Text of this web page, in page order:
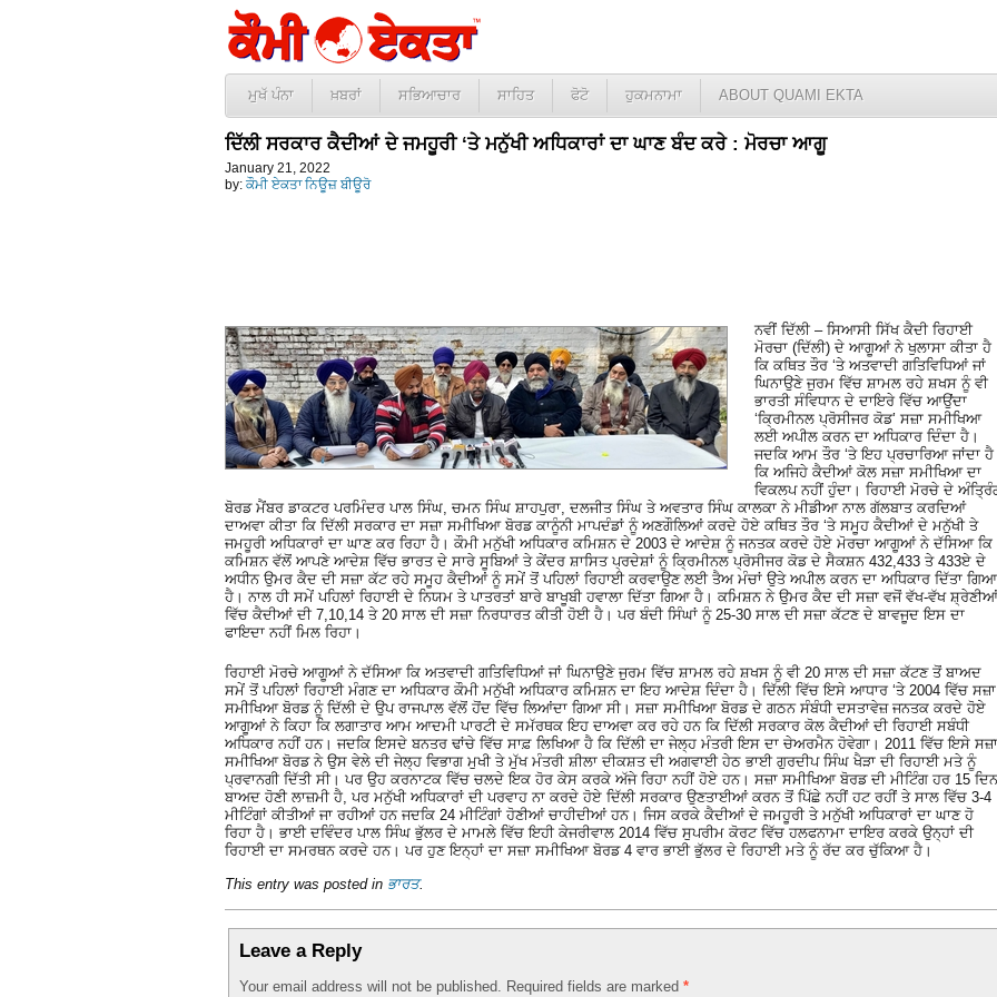
ਮੁਖੱ ਪੰਨਾ ਖ਼ਬਰਾਂ ਸਭਿਆਚਾਰ ਸਾਹਿਤ ਫੋਟੋ ਹੁਕਮਨਾਮਾ ABOUT QUAMI EKTA
ਦਿੱਲੀ ਸਰਕਾਰ ਕੈਦੀਆਂ ਦੇ ਜਮਹੂਰੀ ‘ਤੇ ਮਨੁੱਖੀ ਅਧਿਕਾਰਾਂ ਦਾ ਘਾਣ ਬੰਦ ਕਰੇ : ਮੋਰਚਾ ਆਗੂ
January 21, 2022
by: ਕੌਮੀ ਏਕਤਾ ਨਿਊਜ਼ ਬੀਊਰੋ
ਨਵੀਂ ਦਿੱਲੀ – ਸਿਆਸੀ ਸਿੱਖ ਕੈਦੀ ਰਿਹਾਈ
ਮੋਰਚਾ (ਦਿੱਲੀ) ਦੇ ਆਗੂਆਂ ਨੇ ਖੁਲਾਸਾ ਕੀਤਾ ਹੈ
ਕਿ ਕਥਿਤ ਤੌਰ ‘ਤੇ ਅਤਵਾਦੀ ਗਤਿਵਿਧਿਆਂ ਜਾਂ
ਘਿਨਾਉਣੇ ਜੁਰਮ ਵਿੱਚ ਸ਼ਾਮਲ ਰਹੇ ਸ਼ਖਸ ਨੂੰ ਵੀ
ਭਾਰਤੀ ਸੰਵਿਧਾਨ ਦੇ ਦਾਇਰੇ ਵਿੱਚ ਆਉਂਦਾ
‘ਕ੍ਰਿਮੀਨਲ ਪ੍ਰੋਸੀਜਰ ਕੋਡ’ ਸਜ਼ਾ ਸਮੀਖਿਆ
ਲਈ ਅਪੀਲ ਕਰਨ ਦਾ ਅਧਿਕਾਰ ਦਿੰਦਾ ਹੈ।
ਜਦਕਿ ਆਮ ਤੌਰ ‘ਤੇ ਇਹ ਪ੍ਰਚਾਰਿਆ ਜਾਂਦਾ ਹੈ
ਕਿ ਅਜਿਹੇ ਕੈਦੀਆਂ ਕੋਲ ਸਜ਼ਾ ਸਮੀਖਿਆ ਦਾ
ਵਿਕਲਪ ਨਹੀਂ ਹੁੰਦਾ। ਰਿਹਾਈ ਮੋਰਚੇ ਦੇ
ਬੋਰਡ ਮੈਂਬਰ ਡਾਕਟਰ ਪਰਮਿੰਦਰ ਪਾਲ ਸਿੰਘ, ਚਮਨ ਸਿੰਘ ਸ਼ਾਹਪੁਰਾ, ਦਲਜੀਤ ਸਿੰਘ ਤੇ ਅਵਤਾਰ ਸਿੰਘ ਕਾਲਕਾ ਨੇ ਮੀਡੀਆ ਨਾਲ ਗੱਲਬਾਤ ਕਰਦਿਆਂ
ਦਾਅਵਾ ਕੀਤਾ ਕਿ ਦਿੱਲੀ ਸਰਕਾਰ ਦਾ ਸਜ਼ਾ ਸਮੀਖਿਆ ਬੋਰਡ ਕਾਨੂੰਨੀ ਮਾਪਦੰਡਾਂ ਨੂੰ ਅਣਗੌਲਿਆਂ ਕਰਦੇ ਹੋਏ ਕਥਿਤ ਤੌਰ ‘ਤੇ ਸਮੂਹ ਕੈਦੀਆਂ ਦੇ ਮਨੁੱਖੀ ਤੇ
ਜਮਹੂਰੀ ਅਧਿਕਾਰਾਂ ਦਾ ਘਾਣ ਕਰ ਰਿਹਾ ਹੈ। ਕੌਮੀ ਮਨੁੱਖੀ ਅਧਿਕਾਰ ਕਮਿਸ਼ਨ ਦੇ 2003 ਦੇ ਆਦੇਸ਼ ਨੂੰ ਜਨਤਕ ਕਰਦੇ ਹੋਏ ਮੋਰਚਾ ਆਗੂਆਂ ਨੇ ਦੱਸਿਆ ਕਿ
ਕਮਿਸ਼ਨ ਵੱਲੋਂ ਆਪਣੇ ਆਦੇਸ਼ ਵਿੱਚ ਭਾਰਤ ਦੇ ਸਾਰੇ ਸੂਬਿਆਂ ਤੇ ਕੇਂਦਰ ਸ਼ਾਸਿਤ ਪ੍ਰਦੇਸ਼ਾਂ ਨੂੰ ਕ੍ਰਿਮੀਨਲ ਪ੍ਰੋਸੀਜਰ ਕੋਡ ਦੇ ਸੈਕਸ਼ਨ 432,433 ਤੇ 433ਏ ਦੇ
ਅਧੀਨ ਉਮਰ ਕੈਦ ਦੀ ਸਜ਼ਾ ਕੱਟ ਰਹੇ ਸਮੂਹ ਕੈਦੀਆਂ ਨੂੰ ਸਮੇਂ ਤੋਂ ਪਹਿਲਾਂ ਰਿਹਾਈ ਕਰਵਾਉਣ ਲਈ ਤੈਅ ਮੰਚਾਂ ਉਤੇ ਅਪੀਲ ਕਰਨ ਦਾ ਅਧਿਕਾਰ ਦਿੱਤਾ ਗਿਆ
ਹੈ। ਨਾਲ ਹੀ ਸਮੇਂ ਪਹਿਲਾਂ ਰਿਹਾਈ ਦੇ ਨਿਯਮ ਤੇ ਪਾਤਰਤਾਂ ਬਾਰੇ ਬਾਖੂਬੀ ਹਵਾਲਾ ਦਿੱਤਾ ਗਿਆ ਹੈ। ਕਮਿਸ਼ਨ ਨੇ ਉਮਰ ਕੈਦ ਦੀ ਸਜ਼ਾ ਵਜੋਂ ਵੱਖ-ਵੱਖ ਸ਼੍ਰੇਣੀਆਂ
ਵਿੱਚ ਕੈਦੀਆਂ ਦੀ 7,10,14 ਤੇ 20 ਸਾਲ ਦੀ ਸਜ਼ਾ ਨਿਰਧਾਰਤ ਕੀਤੀ ਹੋਈ ਹੈ। ਪਰ ਬੰਦੀ ਸਿੰਘਾਂ ਨੂੰ 25-30 ਸਾਲ ਦੀ ਸਜ਼ਾ ਕੱਟਣ ਦੇ ਬਾਵਜੂਦ ਇਸ ਦਾ
ਫਾਇਦਾ ਨਹੀਂ ਮਿਲ ਰਿਹਾ।
ਰਿਹਾਈ ਮੋਰਚੇ ਆਗੂਆਂ ਨੇ ਦੱਸਿਆ ਕਿ ਅਤਵਾਦੀ ਗਤਿਵਿਧਿਆਂ ਜਾਂ ਘਿਨਾਉਣੇ ਜੁਰਮ ਵਿੱਚ ਸ਼ਾਮਲ ਰਹੇ ਸ਼ਖਸ ਨੂੰ ਵੀ 20 ਸਾਲ ਦੀ ਸਜ਼ਾ ਕੱਟਣ ਤੋਂ ਬਾਅਦ
ਸਮੇਂ ਤੋਂ ਪਹਿਲਾਂ ਰਿਹਾਈ ਮੰਗਣ ਦਾ ਅਧਿਕਾਰ ਕੌਮੀ ਮਨੁੱਖੀ ਅਧਿਕਾਰ ਕਮਿਸ਼ਨ ਦਾ ਇਹ ਆਦੇਸ਼ ਦਿੰਦਾ ਹੈ। ਦਿੱਲੀ ਵਿੱਚ ਇਸੇ ਆਧਾਰ ‘ਤੇ 2004 ਵਿੱਚ ਸਜ਼ਾ
ਸਮੀਖਿਆ ਬੋਰਡ ਨੂੰ ਦਿੱਲੀ ਦੇ ਉਪ ਰਾਜਪਾਲ ਵੱਲੋਂ ਹੋਂਦ ਵਿੱਚ ਲਿਆਂਦਾ ਗਿਆ ਸੀ। ਸਜ਼ਾ ਸਮੀਖਿਆ ਬੋਰਡ ਦੇ ਗਠਨ ਸੰਬੰਧੀ ਦਸਤਾਵੇਜ਼ ਜਨਤਕ ਕਰਦੇ ਹੋਏ
ਆਗੂਆਂ ਨੇ ਕਿਹਾ ਕਿ ਲਗਾਤਾਰ ਆਮ ਆਦਮੀ ਪਾਰਟੀ ਦੇ ਸਮੱਰਥਕ ਇਹ ਦਾਅਵਾ ਕਰ ਰਹੇ ਹਨ ਕਿ ਦਿੱਲੀ ਸਰਕਾਰ ਕੋਲ ਕੈਦੀਆਂ ਦੀ ਰਿਹਾਈ ਸਬੰਧੀ
ਅਧਿਕਾਰ ਨਹੀਂ ਹਨ। ਜਦਕਿ ਇਸਦੇ ਬਨਤਰ ਢਾਂਚੇ ਵਿੱਚ ਸਾਫ਼ ਲਿਖਿਆ ਹੈ ਕਿ ਦਿੱਲੀ ਦਾ ਜੇਲ੍ਹ ਮੰਤਰੀ ਇਸ ਦਾ ਚੇਅਰਮੈਨ ਹੋਵੇਗਾ। 2011 ਵਿੱਚ ਇਸੇ ਸਜ਼ਾ
ਸਮੀਖਿਆ ਬੋਰਡ ਨੇ ਉਸ ਵੇਲੇ ਦੀ ਜੇਲ੍ਹ ਵਿਭਾਗ ਮੁਖੀ ਤੇ ਮੁੱਖ ਮੰਤਰੀ ਸ਼ੀਲਾ ਦੀਕਸ਼ਤ ਦੀ ਅਗਵਾਈ ਹੇਠ ਭਾਈ ਗੁਰਦੀਪ ਸਿੰਘ ਖੈੜਾ ਦੀ ਰਿਹਾਈ ਮਤੇ ਨੂੰ
ਪ੍ਰਵਾਨਗੀ ਦਿੱਤੀ ਸੀ। ਪਰ ਉਹ ਕਰਨਾਟਕ ਵਿੱਚ ਚਲਦੇ ਇਕ ਹੋਰ ਕੇਸ ਕਰਕੇ ਅੱਜੇ ਰਿਹਾ ਨਹੀਂ ਹੋਏ ਹਨ। ਸਜ਼ਾ ਸਮੀਖਿਆ ਬੋਰਡ ਦੀ ਮੀਟਿੰਗ ਹਰ 15
ਬਾਅਦ ਹੋਣੀ ਲਾਜ਼ਮੀ ਹੈ, ਪਰ ਮਨੁੱਖੀ ਅਧਿਕਾਰਾਂ ਦੀ ਪਰਵਾਹ ਨਾ ਕਰਦੇ ਹੋਏ ਦਿੱਲੀ ਸਰਕਾਰ ਉਣਤਾਈਆਂ ਕਰਨ ਤੋਂ ਪਿੱਛੇ ਨਹੀਂ ਹਟ ਰਹੀਂ ਤੇ ਸਾਲ ਵਿੱਚ 3-4
ਮੀਟਿੰਗਾਂ ਕੀਤੀਆਂ ਜਾ ਰਹੀਆਂ ਹਨ ਜਦਕਿ 24 ਮੀਟਿੰਗਾਂ ਹੋਣੀਆਂ ਚਾਹੀਦੀਆਂ ਹਨ। ਜਿਸ ਕਰਕੇ ਕੈਦੀਆਂ ਦੇ ਜਮਹੂਰੀ ਤੇ ਮਨੁੱਖੀ ਅਧਿਕਾਰਾਂ ਦਾ ਘਾਣ ਹੋ
ਰਿਹਾ ਹੈ। ਭਾਈ ਦਵਿੰਦਰ ਪਾਲ ਸਿੰਘ ਭੁੱਲਰ ਦੇ ਮਾਮਲੇ ਵਿੱਚ ਇਹੀ ਕੇਜਰੀਵਾਲ 2014 ਵਿੱਚ ਸੁਪਰੀਮ ਕੋਰਟ ਵਿੱਚ ਹਲਫਨਾਮਾ ਦਾਇਰ ਕਰਕੇ ਉਨ੍ਹਾਂ ਦੀ
ਰਿਹਾਈ ਦਾ ਸਮਰਥਨ ਕਰਦੇ ਹਨ। ਪਰ ਹੁਣ ਇਨ੍ਹਾਂ ਦਾ ਸਜ਼ਾ ਸਮੀਖਿਆ ਬੋਰਡ 4 ਵਾਰ ਭਾਈ ਭੁੱਲਰ ਦੇ ਰਿਹਾਈ ਮਤੇ ਨੂੰ ਰੱਦ ਕਰ ਚੁੱਕਿਆ ਹੈ।
This entry was posted in ਭਾਰਤ.
Leave a Reply
Your email address will not be published. Required fields are marked *